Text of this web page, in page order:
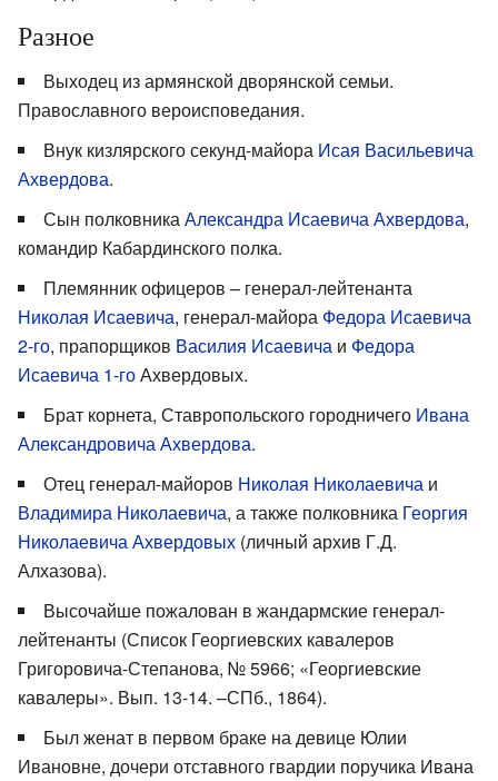
Разное
Выходец из армянской дворянской семьи.
Православного вероисповедания.
Внук кизлярского секунд-майора Исая Васильевича
Ахвердова.
Сын полковникаАлександра Исаевича Ахвердова,
командир Кабардинского полка.
Племянник офицеров – генерал-лейтенанта
Николая Исаевича, генерал-майора Федора Исаевича
2-го, прапорщиков Василия Исаевича и Федора
Исаевича 1-гоАхвердовых.
Брат корнета, Ставропольского городничего Ивана
Александровича Ахвердова.
Отец генерал-майоров Николая Николаевича и
Владимира Николаевича, а также полковника Георгия
Николаевича Ахвердовых (личный архив Г.Д.
Алхазова).
Высочайше пожалован в жандармские генерал-
лейтенанты (Список Георгиевских кавалеров
Григоровича-Степанова, № 5966; «Георгиевские
кавалеры». Вып. 13-14. –СПб., 1864).
Был женат в первом браке на девице Юлии
Ивановне, дочери отставного гвардии поручика Ивана